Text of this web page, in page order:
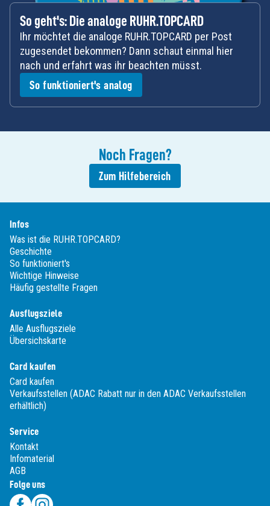
So geht's: Die analoge RUHR.TOPCARD
Ihr möchtet die analoge RUHR.TOPCARD per Post
zugesendet bekommen? Dann schaut einmal hier
nach und erfahrt was ihr beachten müsst.
So funktioniert's analog
Noch Fragen?
Zum Hilfebereich
Infos
Was ist die RUHR.TOPCARD?
Geschichte
So funktioniert's
Wichtige Hinweise
Häufig gestellte Fragen
Ausflugsziele
Alle Ausflugsziele
Übersichskarte
Card kaufen
Card kaufen
Verkaufsstellen (ADAC Rabatt nur in den ADAC Verkaufsstellen
erhältlich)
Service
Kontakt
Infomaterial
AGB
Folge uns